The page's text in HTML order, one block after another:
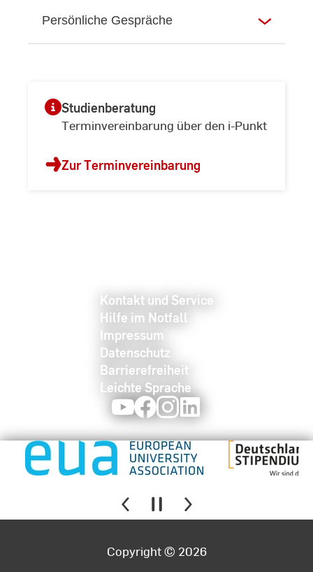
Persönliche Gespräche
Studienberatung
Terminvereinbarung über den i-Punkt
Zur Terminvereinbarung
Kontakt und Service
Hilfe im Notfall
Impressum
Datenschutz
Barrierefreiheit
Leichte Sprache
YoutubeFacebookInstagram
Copyright © 2026